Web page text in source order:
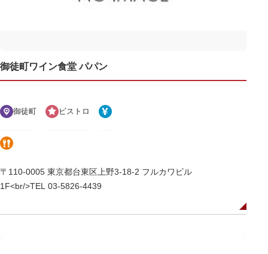
御徒町ワイン食堂 パパン
御徒町 ビストロ
〒110-0005 東京都台東区上野3-18-2 フルカワビル
1F<br/>TEL 03-5826-4439